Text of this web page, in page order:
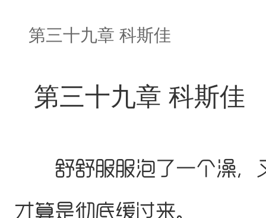
第三十九章 科斯佳
第三十九章 科斯佳